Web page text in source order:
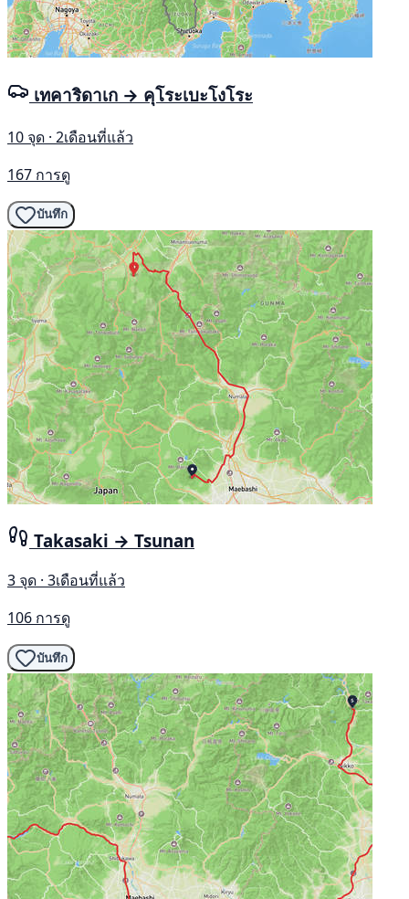
เทคาริดาเก → คุโระเบะโงโระ
10 จุด · 2เดือนที่แล้ว
167 การดู
บันทึก
Takasaki → Tsunan
3 จุด · 3เดือนที่แล้ว
106 การดู
บันทึก